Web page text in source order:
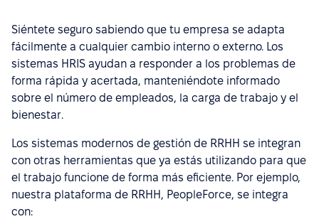
Siéntete seguro sabiendo que tu empresa se adapta
fácilmente a cualquier cambio interno o externo. Los
sistemas HRIS ayudan a responder a los problemas de
forma rápida y acertada, manteniéndote informado
sobre el número de empleados, la carga de trabajo y el
bienestar.
Los sistemas modernos de gestión de RRHH se integran
con otras herramientas que ya estás utilizando para que
el trabajo funcione de forma más eficiente. Por ejemplo,
nuestra plataforma de RRHH, PeopleForce, se integra
con: